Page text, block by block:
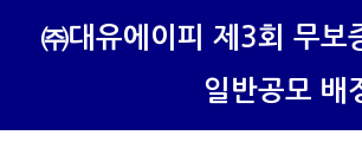
㈜대유에이피 제3회 무보
일반공모 배